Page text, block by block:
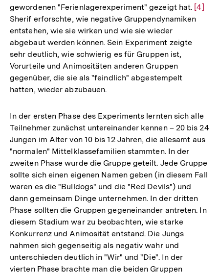
gewordenen "Ferienlagerexperiment" gezeigt hat. Zur
[4]
Sherif erforschte, wie negative Gruppendynamiken
entstehen, wie sie wirken und wie sie wieder
abgebaut werden können. Sein Experiment zeigte
sehr deutlich, wie schwierig es für Gruppen ist,
Vorurteile und Animositäten anderen Gruppen
gegenüber, die sie als "feindlich" abgestempelt
hatten, wieder abzubauen.
In der ersten Phase des Experiments lernten sich alle
Teilnehmer zunächst untereinander kennen – 20 bis 24
Jungen im Alter von 10 bis 12 Jahren, die allesamt aus
"normalen" Mittelklassefamilien stammten. In der
zweiten Phase wurde die Gruppe geteilt. Jede Gruppe
sollte sich einen eigenen Namen geben (in diesem Fall
waren es die "Bulldogs" und die "Red Devils") und
dann gemeinsam Dinge unternehmen. In der dritten
Phase sollten die Gruppen gegeneinander antreten. In
diesem Stadium war zu beobachten, wie starke
Konkurrenz und Animosität entstand. Die Jungs
nahmen sich gegenseitig als negativ wahr und
unterschieden deutlich in "Wir" und "Die". In der
vierten Phase brachte man die beiden Gruppen